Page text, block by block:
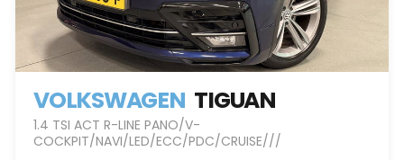
VOLKSWAGEN TIGUAN
1.4 TSI ACT R-LINE PANO/V-
COCKPIT/NAVI/LED/ECC/PDC/CRUISE///